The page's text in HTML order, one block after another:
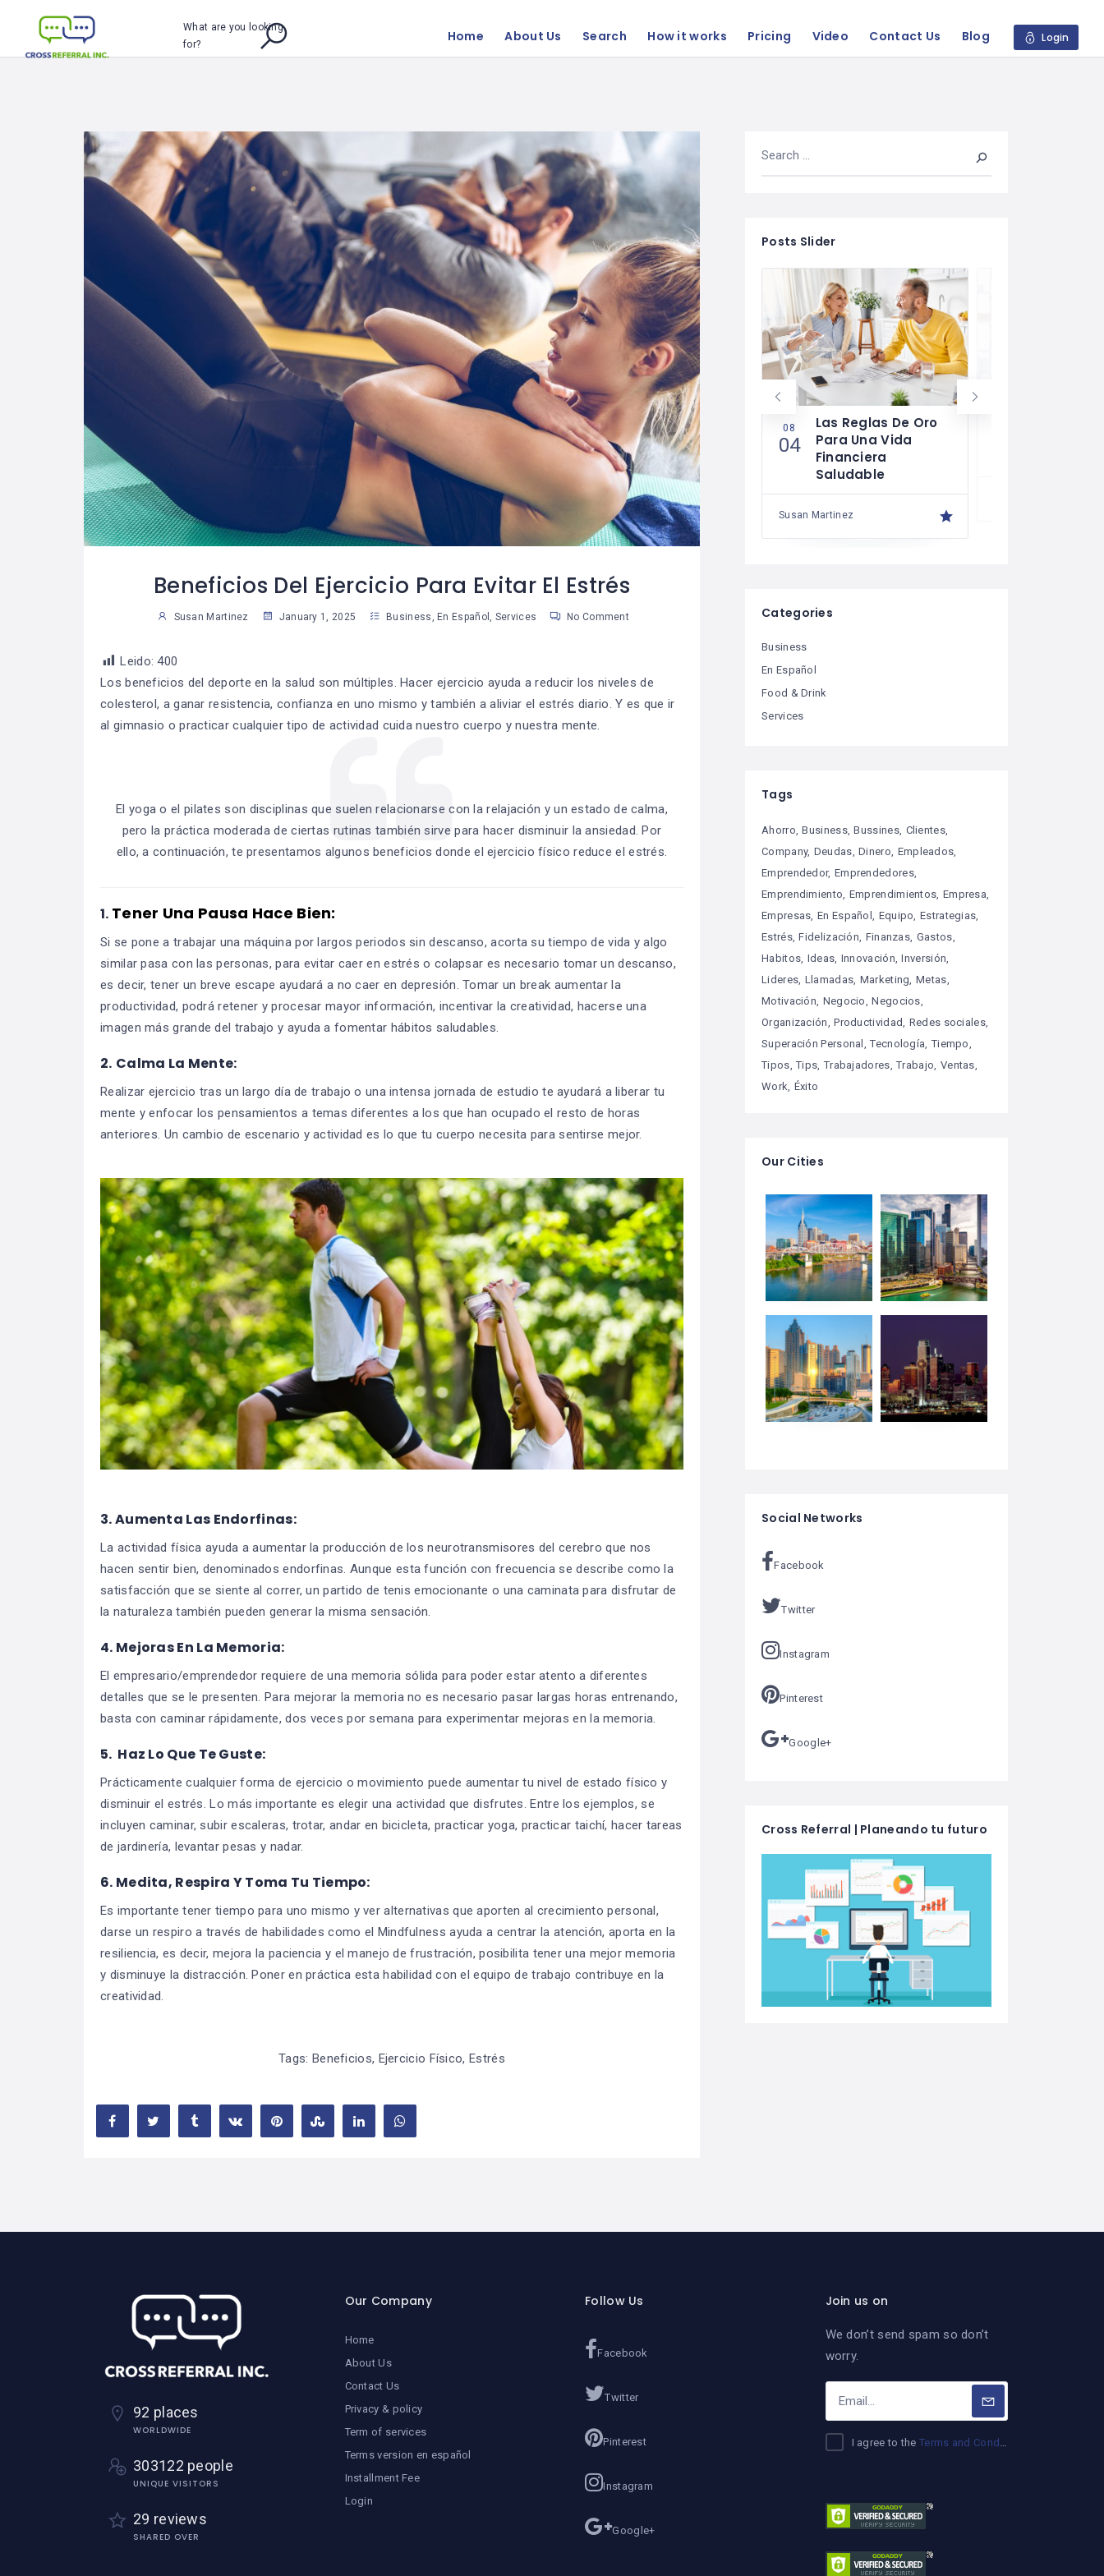
What are you looking
for?
Home About Us Search How it works Pricing Video Contact Us Blog Login
Beneficios Del Ejercicio Para Evitar El Estrés
Susan Martinez January 1, 2025 Business , En Español , Services No Comment
Leido: 400
Los beneficios del deporte en la salud son múltiples. Hacer ejercicio ayuda a reducir los niveles de
colesterol, a ganar resistencia, confianza en uno mismo y también a aliviar el estrés diario. Y es que ir
al gimnasio o practicar cualquier tipo de actividad cuida nuestro cuerpo y nuestra mente.
El yoga o el pilates son disciplinas que suelen relacionarse con la relajación y un estado de calma,
pero la práctica moderada de ciertas rutinas también sirve para hacer disminuir la ansiedad. Por
ello, a continuación, te presentamos algunos beneficios donde el ejercicio físico reduce el estrés.
1. Tener Una Pausa Hace Bien:
Si se pone a trabajar una máquina por largos periodos sin descanso, acorta su tiempo de vida y algo
similar pasa con las personas, para evitar caer en estrés o colapsar es necesario tomar un descanso,
es decir, tener un breve escape ayudará a no caer en depresión. Tomar un break aumentar la
productividad, podrá retener y procesar mayor información, incentivar la creatividad, hacerse una
imagen más grande del trabajo y ayuda a fomentar hábitos saludables.
2. Calma La Mente:
Realizar ejercicio tras un largo día de trabajo o una intensa jornada de estudio te ayudará a liberar tu
mente y enfocar los pensamientos a temas diferentes a los que han ocupado el resto de horas
anteriores. Un cambio de escenario y actividad es lo que tu cuerpo necesita para sentirse mejor.
3.Aumenta Las Endorfinas:
La actividad física ayuda a aumentar la producción de los neurotransmisores del cerebro que nos
hacen sentir bien, denominados endorfinas. Aunque esta función con frecuencia se describe como la
satisfacción que se siente al correr, un partido de tenis emocionante o una caminata para disfrutar de
la naturaleza también pueden generar la misma sensación.
4. Mejoras En La Memoria:
El empresario/emprendedor requiere de una memoria sólida para poder estar atento a diferentes
detalles que se le presenten. Para mejorar la memoria no es necesario pasar largas horas entrenando,
basta con caminar rápidamente, dos veces por semana para experimentar mejoras en la memoria.
5. Haz Lo Que Te Guste:
Prácticamente cualquier forma de ejercicio o movimiento puede aumentar tu nivel de estado físico y
disminuir el estrés. Lo más importante es elegir una actividad que disfrutes. Entre los ejemplos, se
incluyen caminar, subir escaleras, trotar, andar en bicicleta, practicar yoga, practicar taichí, hacer tareas
de jardinería, levantar pesas y nadar.
6. Medita, Respira Y Toma Tu Tiempo:
Es importante tener tiempo para uno mismo y ver alternativas que aporten al crecimiento personal,
darse un respiro a través de habilidades como el Mindfulness ayuda a centrar la atención, aporta en la
resiliencia, es decir, mejora la paciencia y el manejo de frustración, posibilita tener una mejor memoria
y disminuye la distracción. Poner en práctica esta habilidad con el equipo de trabajo contribuye en la
creatividad.
Tags: Beneficios, Ejercicio Físico,Estrés
Posts Slider
¿Cómo Trabajar La
Mente Para Lograr
Más Que Una Meta?
Susan Martinez
07
29
Cómo Desarrollar
La Autodisciplina
Susan Martinez
08
05
10 Útiles Consejos
Para Tomar
Mejores Decisiones
Susan Martinez
08
04
Las Reglas De Oro
Para Una Vida
Financiera
Saludable
Susan Martinez
Categories
Business
En Español
Food & Drink
Services
Tags
Ahorro Business Bussines Clientes
Company Deudas Dinero Empleados
Emprendedor Emprendedores
Emprendimiento Emprendimientos Empresa
Empresas En Español Equipo
Estrategias
Estrés Fidelización Finanzas Gastos
Habitos Ideas Innovación Inversión
Lideres Llamadas Marketing
Metas
Motivación Negocio
Negocios
Organización
Productividad Redes sociales
Superación Personal
Tecnología Tiempo
Tipos Tips Trabajadores Trabajo Ventas
Work Éxito
Our Cities
Social Networks
Facebook
Twitter
Instagram
Pinterest
Google+
Cross Referral | Planeando tu futuro
92 places
WORLDWIDE
303122 people
UNIQUE VISITORS
29 reviews
SHARED OVER
Our Company
Home
About Us
Contact Us
Privacy & policy
Term of services
Terms version en español
Installment Fee
Login
Follow Us
Facebook
Twitter
Pinterest
Instagram
Google+
Join us on
We don’t send spam so don’t
worry.
I agree to theTerms and Conditions